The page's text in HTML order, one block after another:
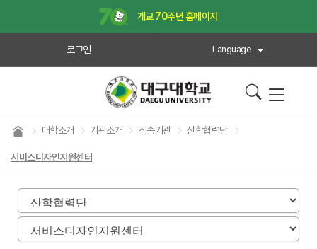
개교 70주년 홈페이지
로그인 Language
대학소개 기관소개 직속기관 산학협력단
서비스디자인지원센터